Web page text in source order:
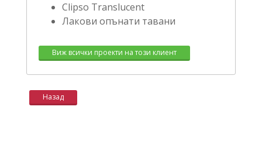
Clipso Translucent
Лакови опънати тавани
Виж всички проекти на този клиент
Назад